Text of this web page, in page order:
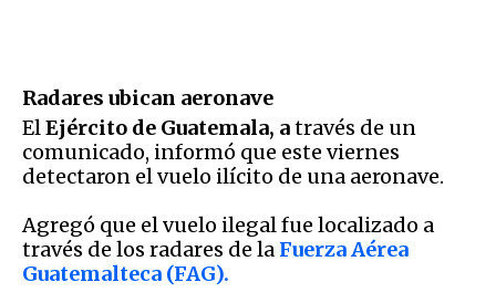
Radares ubican aeronave
ElEjército de Guatemala, através de un
comunicado, informó que este viernes
detectaron el vuelo ilícito de una aeronave.
Agregó que el vuelo ilegal fue localizado a
través de los radares de la Fuerza Aérea
Guatemalteca (FAG).